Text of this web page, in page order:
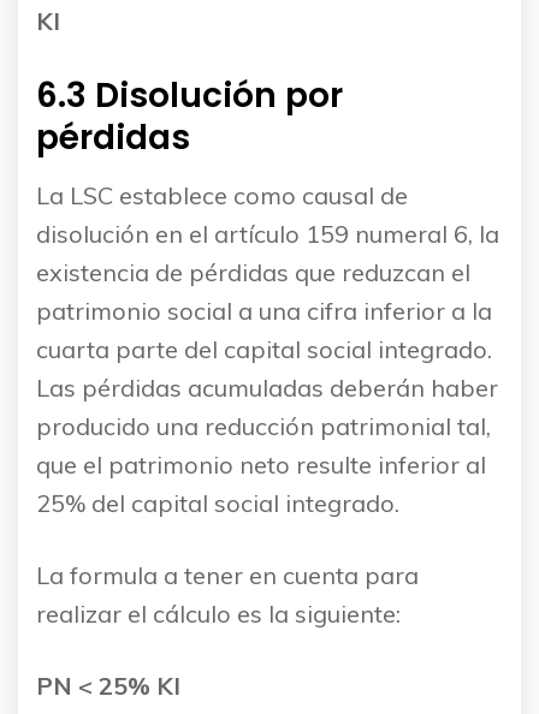
KI
6.3 Disolución por
pérdidas
La LSC establece como causal de
disolución en el artículo 159 numeral 6, la
existencia de pérdidas que reduzcan el
patrimonio social a una cifra inferior a la
cuarta parte del capital social integrado.
Las pérdidas acumuladas deberán haber
producido una reducción patrimonial tal,
que el patrimonio neto resulte inferior al
25% del capital social integrado.
La formula a tener en cuenta para
realizar el cálculo es la siguiente:
PN < 25% KI